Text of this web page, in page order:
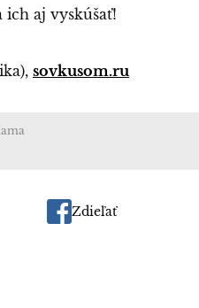
ich aj vyskúšať!
sovkusom.ru
Zdieľať